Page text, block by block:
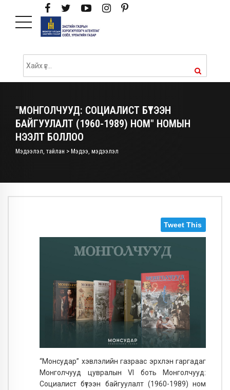
"МОНГОЛЧУУД: СОЦИАЛИСТ БҮТЭЭН
БАЙГУУЛАЛТ (1960-1989) НОМ" НОМЫН
НЭЭЛТ БОЛЛОО
Мэдээлэл, тайлан > Мэдээ, мэдээлэл
Tweet This
“Монсудар” хэвлэлийн газраас эрхлэн гаргадаг
Монголчууд цувралын VI боть Монголчууд:
Социалист бүтээн байгуулалт (1960-1989) ном